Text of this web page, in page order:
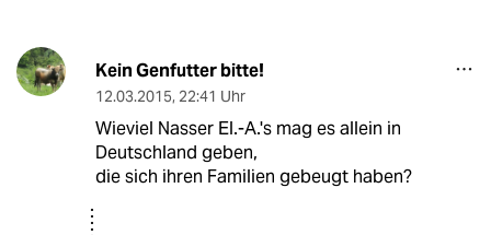
Kein Genfutter bitte!
12.03.2015, 22:41 Uhr
Wieviel Nasser El.-A.'s mag es allein in
Deutschland geben,
die sich ihren Familien gebeugt haben?